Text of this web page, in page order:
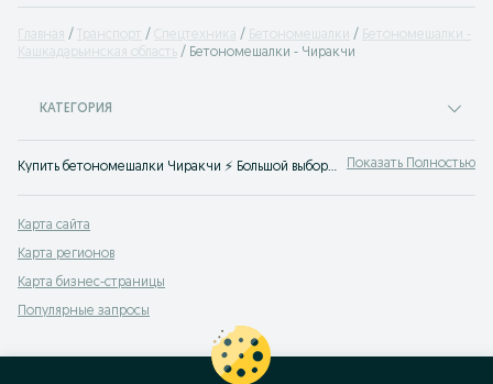
Главная Транспорт Спецтехника Бетономешалки
Бетономешалки -
Кашкадарьинская область
Бетономешалки - Чиракчи
КАТЕГОРИЯ
Купить бетономешалки Чиракчи ⚡️ Большой выбор спецтехники новой или б/у ☝ Лучшие цены на бетономешалки на ➠ OLX.uz! Показать Полностью
Карта сайта
Карта регионов
Карта бизнес-страницы
Популярные запросы